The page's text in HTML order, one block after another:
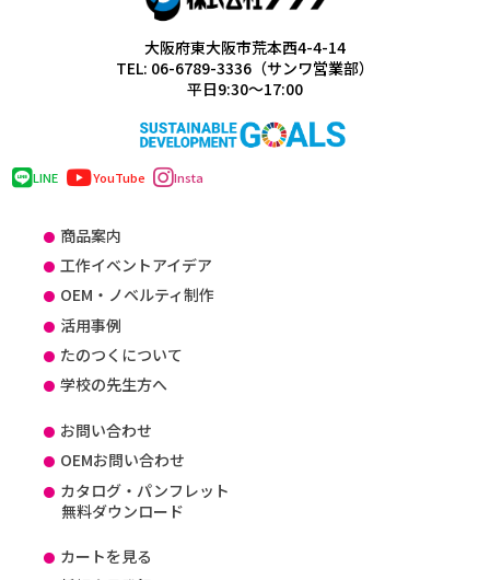
大阪府東大阪市荒本西4-4-14
TEL: 06-6789-3336（サンワ営業部）
平日9:30～17:00
LINE YouTube Insta
商品案内
工作イベントアイデア
OEM・ノベルティ制作
活用事例
たのつくについて
学校の先生方へ
お問い合わせ
OEMお問い合わせ
カタログ・パンフレット
無料ダウンロード
カートを見る